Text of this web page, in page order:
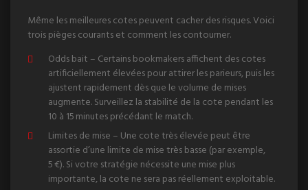
Même les meilleures cotes peuvent cacher des risques. Voici
trois pièges courants et comment les contourner.
Odds bait – Certains bookmakers affichent des cotes
artificiellement élevées pour attirer les parieurs, puis les
ajustent rapidement dès que le volume de mises
augmente. Surveillez la stabilité de la cote pendant les
10 à 15 minutes précédant le match.
Limites de mise – Une cote très élevée peut être
assortie d’une limite de mise très basse (par exemple,
5 €). Si votre stratégie nécessite une mise plus
importante, la cote ne sera pas réellement exploitable.